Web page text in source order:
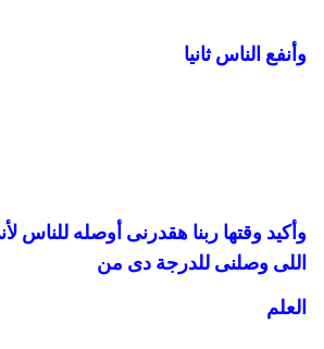
وأنفع الناس ثانيا
وأكيد وقتها ربنا هقدرنى أوصله للناس
اللى وصلنى للدرجة دى من
العلم